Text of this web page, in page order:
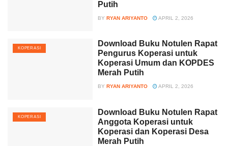
Putih
BY RYAN ARIYANTO APRIL 2, 2026
KOPERASI
Download Buku Notulen Rapat
Pengurus Koperasi untuk
Koperasi Umum dan KOPDES
Merah Putih
BY RYAN ARIYANTO APRIL 2, 2026
KOPERASI
Download Buku Notulen Rapat
Anggota Koperasi untuk
Koperasi dan Koperasi Desa
Merah Putih